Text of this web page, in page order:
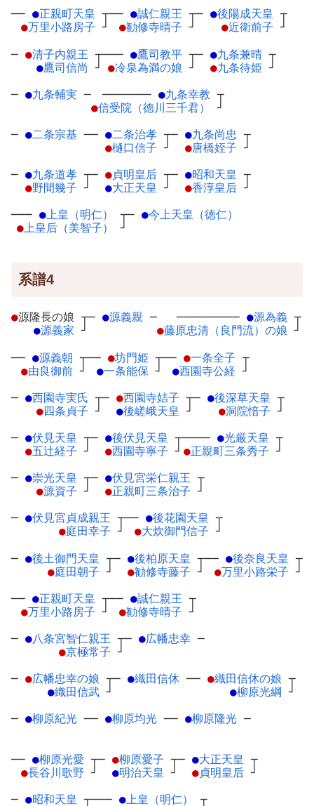
── ●正親町天皇 ┬
●万里小路房子 ┘
── ●誠仁親王 ┬
●勧修寺晴子 ┘
─ ●後陽成天皇 ┬
●近衛前子 ┘
─ ●清子内親王 ┬
●鷹司信尚 ┘
─── ●鷹司教平 ┬
●冷泉為満の娘 ┘
─ ●九条兼晴 ┬
●九条待姫 ┘
─ ●九条輔実 ─ ─────── ●九条幸教 ┬
●信受院（徳川三千君） ┘
─ ●二条宗基 ── ●二条治孝 ┬
●樋口信子 ┘
─ ●九条尚忠 ┬
●唐橋姪子 ┘
─ ●九条道孝 ┬
●野間幾子 ┘
─ ●貞明皇后 ┬
●大正天皇 ┘
─ ●昭和天皇 ┬
●香淳皇后 ┘
─── ●上皇（明仁）
┬
●上皇后（美智子） ┘
─ ●今上天皇（徳仁）
系譜4
●源隆長の娘 ┬
●源義家 ┘
─ ●源義親 ─ ───────── ●源為義 ┬
●藤原忠清（良門流）の娘 ┘
── ●源義朝 ┬
●由良御前 ┘
── ●坊門姫 ┬
●一条能保 ┘
── ●一条全子 ┬
●西園寺公経 ┘
─ ●西園寺実氏 ┬
●四条貞子 ┘
─ ●西園寺姞子 ┬
●後嵯峨天皇 ┘
─ ●後深草天皇 ┬
●洞院愔子 ┘
─ ●伏見天皇 ┬
●五辻経子 ┘
─ ●後伏見天皇 ┬
●西園寺寧子 ┘
──── ●光厳天皇 ┬
●正親町三条秀子 ┘
─ ●崇光天皇 ┬
●源資子 ┘
─ ●伏見宮栄仁親王 ┬
●正親町三条治子 ┘
─ ●伏見宮貞成親王 ┬
●庭田幸子 ┘
── ●後花園天皇 ┬
●大炊御門信子 ┘
─ ●後土御門天皇 ┬
●庭田朝子 ┘
─ ●後柏原天皇 ┬
●勧修寺藤子 ┘
── ●後奈良天皇 ┬
●万里小路栄子 ┘
── ●正親町天皇 ┬
●万里小路房子 ┘
── ●誠仁親王 ┬
●勧修寺晴子 ┘
─ ●八条宮智仁親王 ┬
●京極常子 ┘
─ ●広幡忠幸 ─
─ ●広幡忠幸の娘 ┬
●織田信武 ┘
─ ●織田信休 ── ●織田信休の娘 ┬
●柳原光綱 ┘
─ ●柳原紀光 ── ●柳原均光 ── ●柳原隆光 ─
── ●柳原光愛 ┬
●長谷川歌野 ┘
─ ●柳原愛子 ┬
●明治天皇 ┘
─ ●大正天皇 ┬
●貞明皇后 ┘
─ ●昭和天皇 ┬─── ● 上皇（明仁）
┬